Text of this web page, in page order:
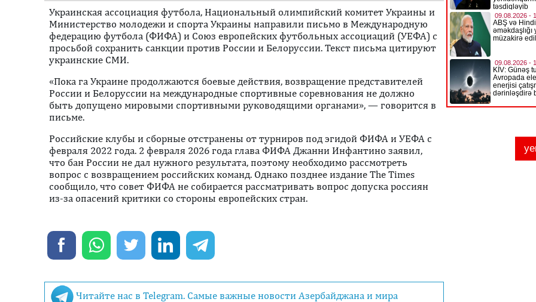
Украинская ассоциация футбола, Национальный олимпийский комитет Украины и
Министерство молодежи и спорта Украины направили письмо в Международную
федерацию футбола (ФИФА) и Союз европейских футбольных ассоциаций (УЕФА) с
просьбой сохранить санкции против России и Белоруссии. Текст письма цитируют
украинские СМИ.
«Пока га Украине продолжаются боевые действия, возвращение представителей
России и Белоруссии на международные спортивные соревнования не должно
быть допущено мировыми спортивными руководящими органами», — говорится в
письме.
Российские клубы и сборные отстранены от турниров под эгидой ФИФА и УЕФА с
февраля 2022 года. 2 февраля 2026 года глава ФИФА Джанни Инфантино заявил,
что бан России не дал нужного результата, поэтому необходимо рассмотреть
вопрос с возвращением российских команд. Однако позднее издание The Times
сообщило, что совет ФИФА не собирается рассматривать вопрос допуска россиян
из-за опасений критики со стороны европейских стран.
Читайте нас в Telegram. Самые важные новости Азербайджана и мира